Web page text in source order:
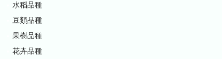
水稻品種
豆類品種
果樹品種
花卉品種